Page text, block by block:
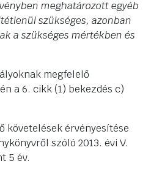
meghatározott egyéb
szükséges, azonban
a szükséges mértékben és
megfelelő
a 6. cikk (1) bekezdés c)
követelések érvényesítése
szóló 2013. évi V.
5 év.